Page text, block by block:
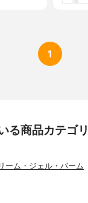
1
る商品カテゴリ
ーム・ジェル・バーム